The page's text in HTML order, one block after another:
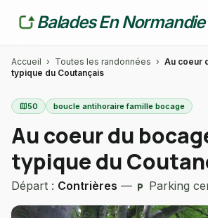
Balades En
Accueil › Toutes les randonnées › Au coeur
typique du Coutançais
map50 boucle antihoraire famille bocage
Au coeur du
typique du
Départ : Contrières — local_parking Parking